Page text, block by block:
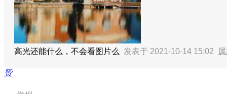
高光还能什么，不会看图片么 发表于 2021-10-14 15:02
赞